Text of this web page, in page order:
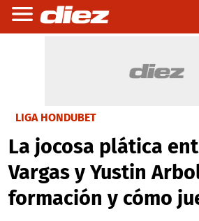
LIGA HONDUBET
La jocosa plática
Vargas y Yustin
formación y cómo